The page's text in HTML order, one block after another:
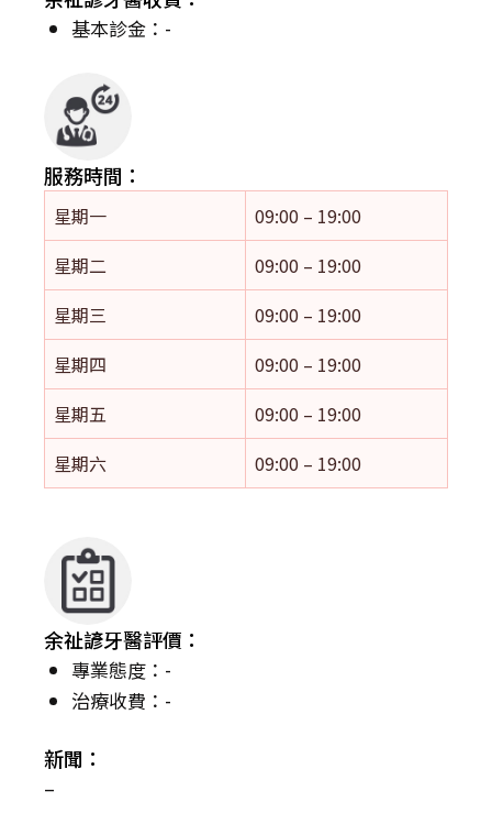
基本診金：-
服務時間：
星期一
09:00 – 19:00
星期二
09:00 – 19:00
星期三
09:00 – 19:00
星期四
09:00 – 19:00
星期五
09:00 – 19:00
星期六
09:00 – 19:00
余祉諺牙醫評價：
專業態度：-
治療收費：-
新聞：
–